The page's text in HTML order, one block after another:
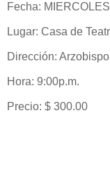
Fecha:
Lugar: Casa de
Dirección:
Hora: 9:00p.m.
Precio: $ 300.00